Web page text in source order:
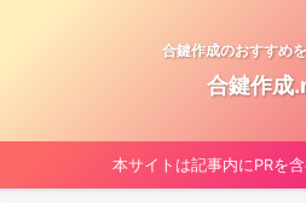
合鍵作成のおすすめ
合鍵作成
本サイトは記事内にPRを